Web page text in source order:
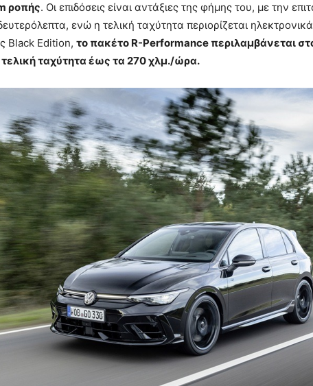
ροπής. Οι επιδόσεις είναι αντάξιες της φήμης του, με την
ενώ η τελική ταχύτητα περιορίζεται
Black Edition, το πακέτο R-Performance περιλαμβάνεται
ταχύτητα έως τα 270 χλμ./ώρα.